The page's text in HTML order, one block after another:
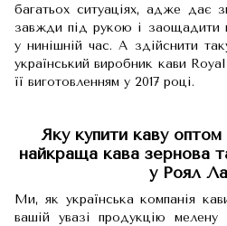
багатьох ситуаціях, адже дає
завжди під рукою і
у нинішній час. А здійснити
український виробник кави
її виготовленням у 2017 році.
Яку купити каву
найкраща кава зернова
у Роял
Ми, як українська компанія
вашій увазі продукцію